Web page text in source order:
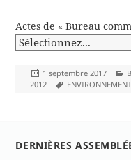
Actes de « Bureau
Publié
le
1 septembre 2017
2012
Mots-
DERNIÈRES